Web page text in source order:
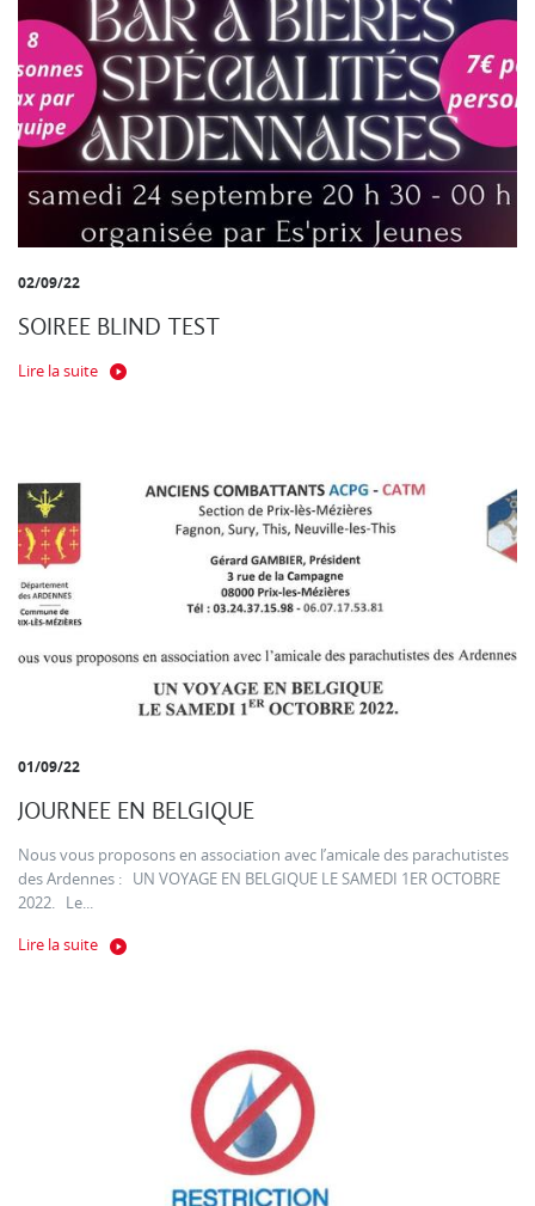
02/09/22
SOIREE BLIND TEST
Lire la suite
01/09/22
JOURNEE EN BELGIQUE
Nous vous proposons en association avec l’amicale des parachutistes
des Ardennes : UN VOYAGE EN BELGIQUE LE SAMEDI 1ER OCTOBRE
2022. Le...
Lire la suite